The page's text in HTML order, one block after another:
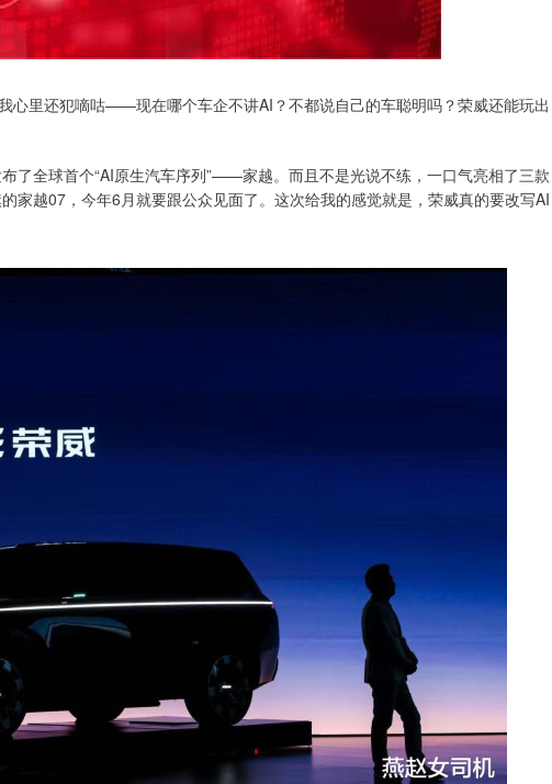
心里还犯嘀咕——现在哪个车企不讲AI？不都说自己的车聪明吗？荣威还能玩出
了全球首个“AI原生汽车序列”——家越。而且不是光说不练，一口气亮相了三款
家越07，今年6月就要跟公众见面了。这次给我的感觉就是，荣威真的要改写AI